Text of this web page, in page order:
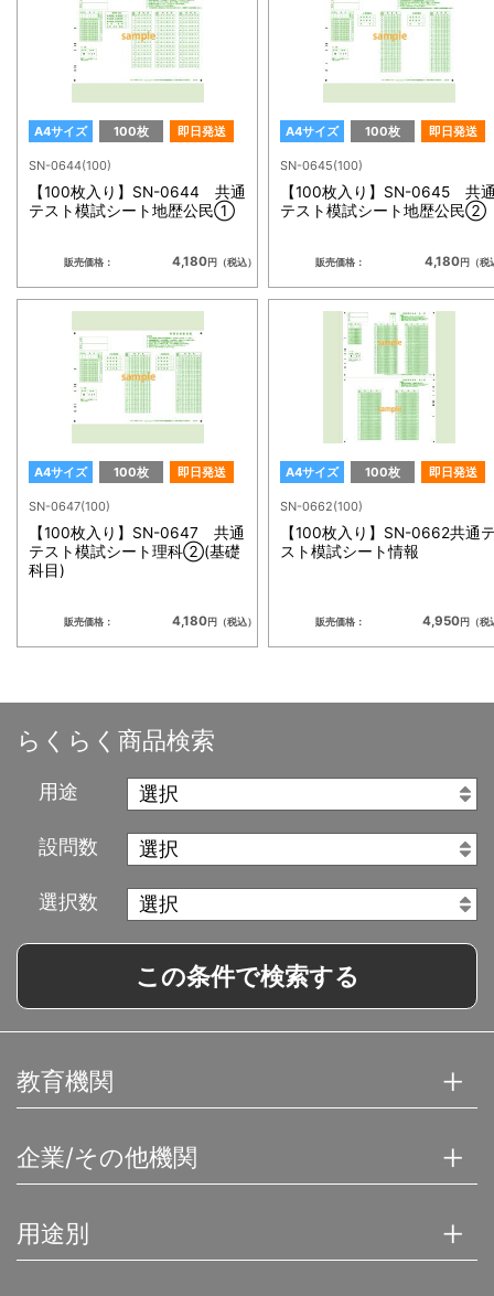
A4サイズ 100枚 即日発送
SN-0644(100)
【100枚入り】SN-0644 共通
テスト模試シート地歴公民①
販売価格： 4,180円（税込）
A4サイズ 100枚 即日発送
SN-0645(100)
【100枚入り】SN-0645 共
テスト模試シート地歴公民②
販売価格： 4,180円（税
A4サイズ 100枚 即日発送
SN-0647(100)
【100枚入り】SN-0647 共通
テスト模試シート理科②(基礎
科目)
販売価格： 4,180円（税込）
A4サイズ 100枚 即日発送
SN-0662(100)
【100枚入り】SN-0662共通
スト模試シート情報
販売価格： 4,950円（税
らくらく商品検索
用途
設問数
選択数
この条件で検索する
教育機関
企業/その他機関
用途別